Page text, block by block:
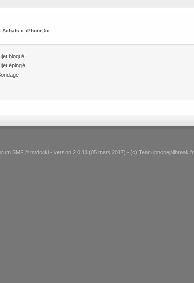
Achats » iPhone 5c
bloqué
épinglé
SMF © hvdcgkl - version 2.0.13 (05 mars 2017) - (c) Team iphonejailbreak.fr